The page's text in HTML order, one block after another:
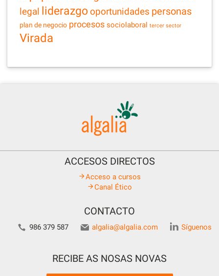
legal liderazgo oportunidades personas
plan de negocio procesos sociolaboral tercer sector
Virada
ACCESOS DIRECTOS
Acceso a cursos
Canal Ético
CONTACTO
986 379 587 algalia@algalia.com Síguenos
RECIBE AS NOSAS NOVAS